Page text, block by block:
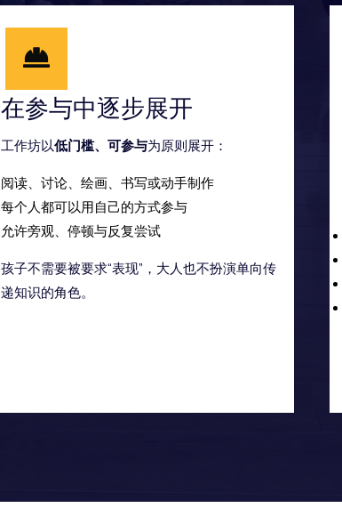
在参与中逐步展开
工作坊以低门槛、可参与为原则展开：
阅读、讨论、绘画、书写或动手制作
每个人都可以用自己的方式参与
允许旁观、停顿与反复尝试
孩子不需要被要求“表现”，大人也不扮演单向传
递知识的角色。